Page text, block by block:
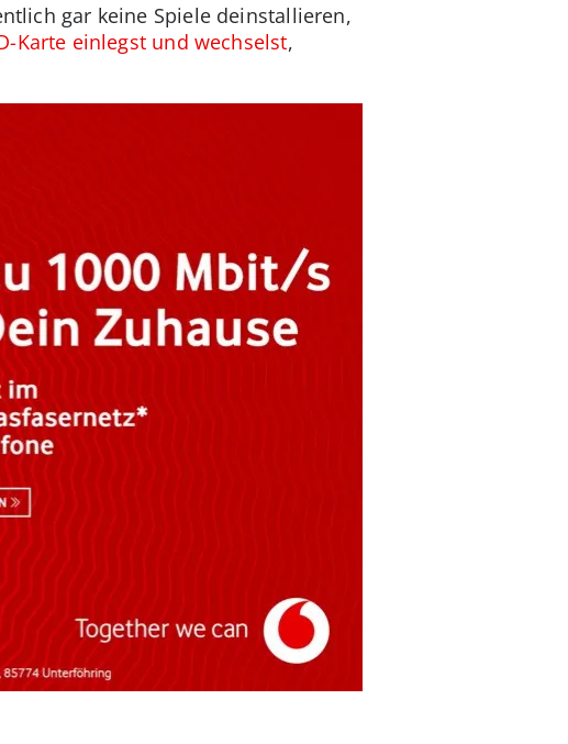
gar keine Spiele deinstallieren,
Karte einlegst und wechselst,